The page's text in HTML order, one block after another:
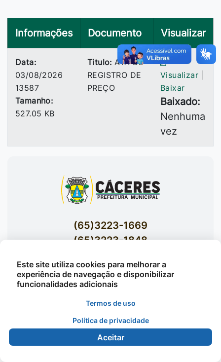
Informações Documento Visualizar
Data:
03/08/2026
13587
Tamanho:
527.05 KB
Titulo: ATA DE
REGISTRO DE
PREÇO
Visualizar
Baixar
Baixado:
Nenhuma
vez
(65)3223-1669
(65)3223-1848
Av. Brasil nº 119 Bairro Jardim Celeste -
Cáceres
©2026 - Prefeitura Municipal de Cáceres - Todos os
direitos reservados
Este site utiliza cookies para melhorar a
experiência de navegação e disponibilizar
funcionalidades adicionais
Termos de uso
Política de privacidade
Aceitar